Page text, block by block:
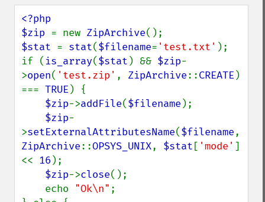
<?php
$zip = new ZipArchive
$stat = stat($filename= 'test.txt' );
if ( is_array($stat ) && $zip-
>open( 'test.zip' , ZipArchive::CREATE )
=== TRUE ) {
$zip->addFile($filename );
$zip-
>setExternalAttributesName($filename
ZipArchive::OPSYS_UNIX, $stat [ 'mode' ]
<< 16 );
$zip->close();
    echo
"Ok\n" ;